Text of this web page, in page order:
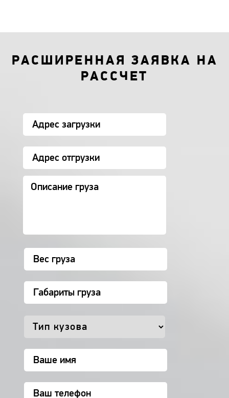
РАСШИРЕННАЯ ЗАЯВКА НА
РАССЧЕТ